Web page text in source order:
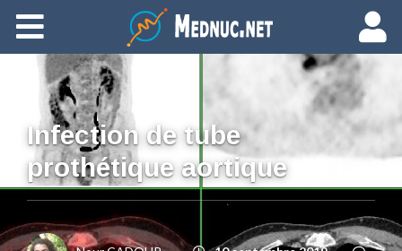
Ajouter du contenu
Infection de tube
prothétique aortique